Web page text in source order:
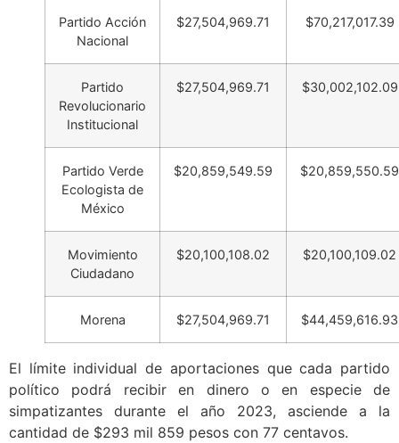
Partido Acción
Nacional
$27,504,969.71 $70,217,017.39
Partido
Revolucionario
Institucional
$27,504,969.71 $30,002,102.09
Partido Verde
Ecologista de
México
$20,859,549.59 $20,859,550.59
Movimiento
Ciudadano
$20,100,108.02 $20,100,109.02
Morena $27,504,969.71 $44,459,616.93
El límite individual de aportaciones que cada partido
político podrá recibir en dinero o en especie de
simpatizantes durante el año 2023, asciende a la
cantidad de $293 mil 859 pesos con 77 centavos.